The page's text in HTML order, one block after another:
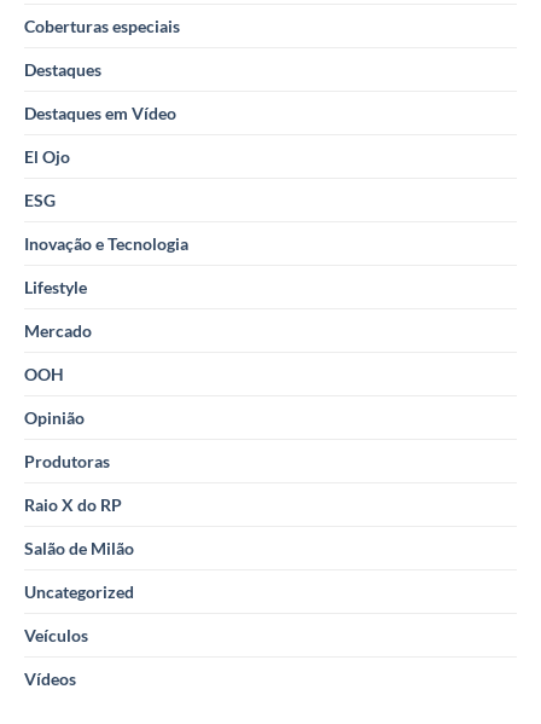
Coberturas especiais
Destaques
Destaques em Vídeo
El Ojo
ESG
Inovação e Tecnologia
Lifestyle
Mercado
OOH
Opinião
Produtoras
Raio X do RP
Salão de Milão
Uncategorized
Veículos
Vídeos